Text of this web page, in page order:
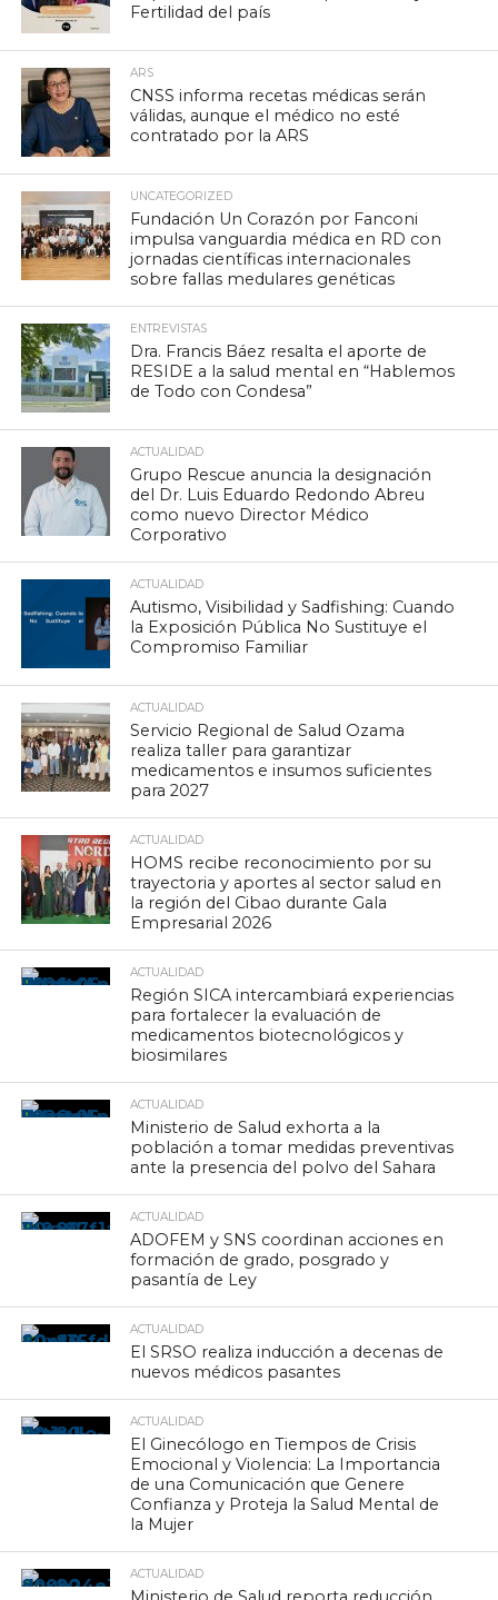
Fertilidad del país
ARS
CNSS informa recetas médicas serán
válidas, aunque el médico no esté
contratado por la ARS
UNCATEGORIZED
Fundación Un Corazón por Fanconi
impulsa vanguardia médica en RD con
jornadas científicas internacionales
sobre fallas medulares genéticas
ENTREVISTAS
Dra. Francis Báez resalta el aporte de
RESIDE a la salud mental en “Hablemos
de Todo con Condesa”
ACTUALIDAD
Grupo Rescue anuncia la designación
del Dr. Luis Eduardo Redondo Abreu
como nuevo Director Médico
Corporativo
ACTUALIDAD
Autismo, Visibilidad y Sadfishing: Cuando
la Exposición Pública No Sustituye el
Compromiso Familiar
ACTUALIDAD
Servicio Regional de Salud Ozama
realiza taller para garantizar
medicamentos e insumos suficientes
para 2027
ACTUALIDAD
HOMS recibe reconocimiento por su
trayectoria y aportes al sector salud en
la región del Cibao durante Gala
Empresarial 2026
ACTUALIDAD
Región SICA intercambiará experiencias
para fortalecer la evaluación de
medicamentos biotecnológicos y
biosimilares
ACTUALIDAD
Ministerio de Salud exhorta a la
población a tomar medidas preventivas
ante la presencia del polvo del Sahara
ACTUALIDAD
ADOFEM y SNS coordinan acciones en
formación de grado, posgrado y
pasantía de Ley
ACTUALIDAD
El SRSO realiza inducción a decenas de
nuevos médicos pasantes
ACTUALIDAD
El Ginecólogo en Tiempos de Crisis
Emocional y Violencia: La Importancia
de una Comunicación que Genere
Confianza y Proteja la Salud Mental de
la Mujer
ACTUALIDAD